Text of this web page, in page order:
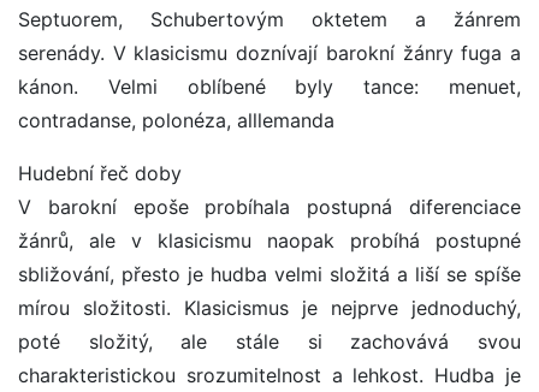
Septuorem, Schubertovým oktetem a žánrem
serenády. V klasicismu doznívají barokní žánry fuga a
kánon. Velmi oblíbené byly tance: menuet,
contradanse, polonéza, alllemanda
Hudební řeč doby
V barokní epoše probíhala postupná diferenciace
žánrů, ale v klasicismu naopak probíhá postupné
sbližování, přesto je hudba velmi složitá a liší se spíše
mírou složitosti. Klasicismus je nejprve jednoduchý,
poté složitý, ale stále si zachovává svou
charakteristickou srozumitelnost a lehkost. Hudba je